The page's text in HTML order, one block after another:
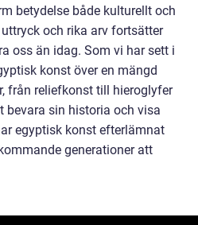
betydelse både kulturellt och
och rika arv fortsätter
oss än idag. Som vi har sett i
konst över en mängd
från reliefkonst till hieroglyfer
bevara sin historia och visa
egyptisk konst efterlämnat
generationer att